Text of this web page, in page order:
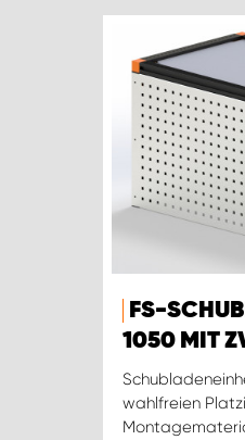
FS-
1050 MIT
wahlfreien